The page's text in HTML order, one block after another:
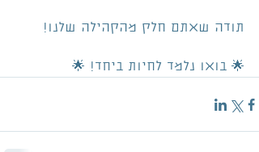
תודה שאתם חלק מהקהילה שלנו!
🌟 בואו נלמד לחיות ביחד! 🌟